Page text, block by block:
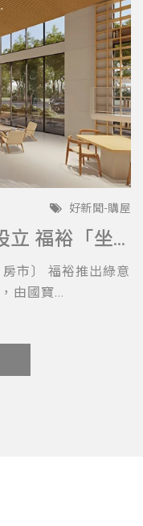
好新聞-購屋
沙崙國際高級中等學校設立 福裕「坐忘林」擁科技與教育加持
市〕 福裕推出綠意
由國寶...